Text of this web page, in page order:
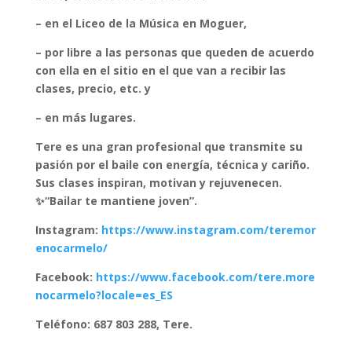
– en el Liceo de la Música en Moguer,
– por libre a las personas que queden de acuerdo
con ella en el sitio en el que van a recibir las
clases, precio, etc. y
– en más lugares.
Tere es una gran profesional que transmite su
pasión por el baile con energía, técnica y cariño.
Sus clases inspiran, motivan y rejuvenecen.
✨“Bailar te mantiene joven”.
Instagram: https://www.instagram.com/teremor
enocarmelo/
Facebook: https://www.facebook.com/tere.more
nocarmelo?locale=es_ES
Teléfono: 687 803 288, Tere.